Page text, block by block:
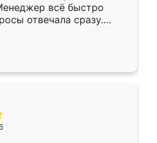
всё быстро
отвечала сразу.
субботу, подошёл к
Собрали
аккуратно, даже